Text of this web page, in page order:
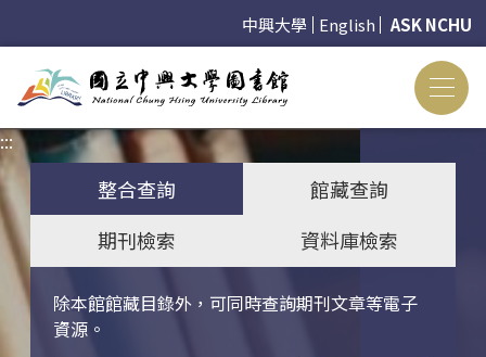
中興大學 English ASK NCHU
:::
整合查詢
館藏查詢
期刊檢索
資料庫檢索
除本館館藏目錄外，可同時查詢期刊文章等電子
資源。
關鍵字搜尋